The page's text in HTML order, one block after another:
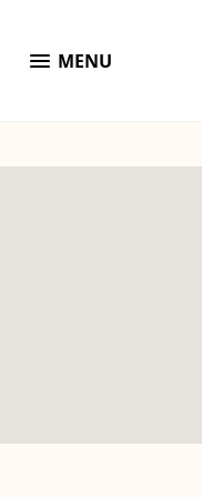
menu MENU